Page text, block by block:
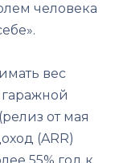
человека
вес
от мая
(ARR)